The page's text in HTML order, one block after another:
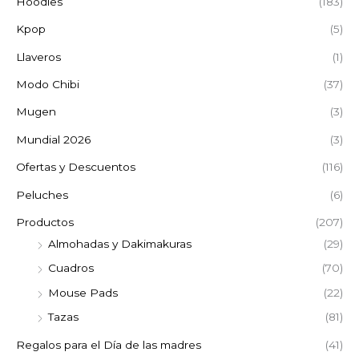
Kpop (5)
Llaveros (1)
Modo Chibi (37)
Mugen (3)
Mundial 2026 (3)
Ofertas y Descuentos (116)
Peluches (6)
Productos
(207)
Almohadas y Dakimakuras
(29)
Cuadros
(70)
Mouse Pads
(22)
Tazas
(81)
Regalos para el Día de las madres (41)